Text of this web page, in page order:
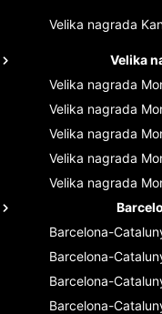
Velika nagrada
Velika
Velika nagrada
Velika nagrada
Velika nagrada
Velika nagrada
Velika nagrada
Barcelona-
Barcelona-
Barcelona-
Barcelona-